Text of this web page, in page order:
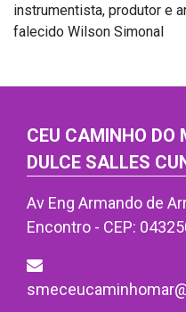
instrumentista, produtor e
falecido Wilson Simonal
CEU CAMINHO DO
DULCE SALLES
Av Eng Armando de
Encontro - CEP: